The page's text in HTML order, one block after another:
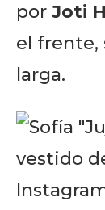
por Joti
el frente,
larga.